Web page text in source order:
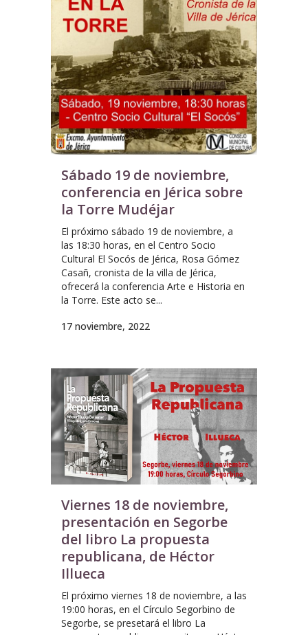
Sábado 19 de noviembre,
conferencia en Jérica sobre
la Torre Mudéjar
El próximo sábado 19 de noviembre, a
las 18:30 horas, en el Centro Socio
Cultural El Socós de Jérica, Rosa Gómez
Casañ, cronista de la villa de Jérica,
ofrecerá la conferencia Arte e Historia en
la Torre. Este acto se...
17 noviembre, 2022
Viernes 18 de noviembre,
presentación en Segorbe
del libro La propuesta
republicana, de Héctor
Illueca
El próximo viernes 18 de noviembre, a las
19:00 horas, en el Círculo Segorbino de
Segorbe, se presetará el libro La